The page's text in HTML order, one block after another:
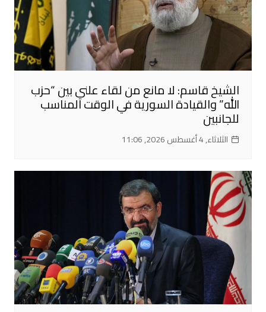
الشيخ قاسم: لا مانع من لقاء علني بين “حزب
الله” والقيادة السورية في الوقت المناسب
للجانبين
الثلاثاء, 4 أغسطس 2026, 11:06